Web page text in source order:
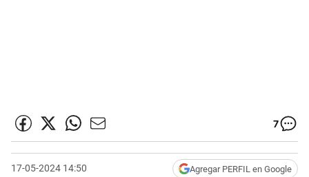
7
17-05-2024 14:50 Agregar PERFIL en Google